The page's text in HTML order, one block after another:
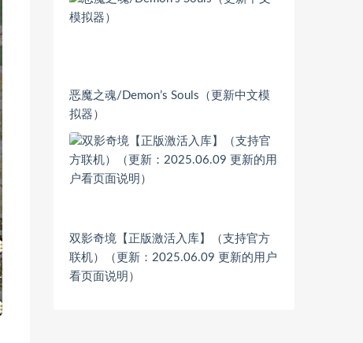
恶魔之魂/Demon’s Souls（更新中文模
拟器）
双影奇境【正版激活入库】（支持官方
联机）（更新：2025.06.09 更新的用户
看页面说明）